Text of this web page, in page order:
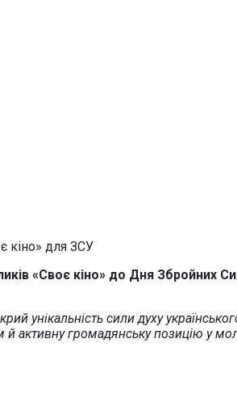
«Своє кіно» до Дня Збройних
унікальність сили духу
й активну громадянську позицію у